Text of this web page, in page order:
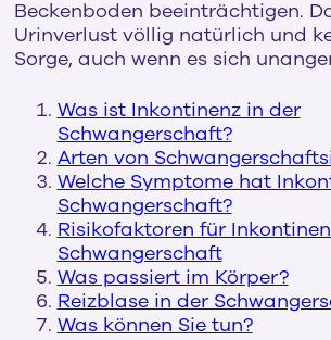
Beckenboden beeinträchtigen.
Urinverlust völlig natürlich und
Sorge, auch wenn es sich
Was ist Inkontinenz in der
Schwangerschaft?
Arten von
Welche Symptome hat
Schwangerschaft?
Risikofaktoren für
Schwangerschaft
Was passiert im Körper?
Reizblase in der
Was können Sie tun?